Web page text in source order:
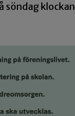
söndag klockan